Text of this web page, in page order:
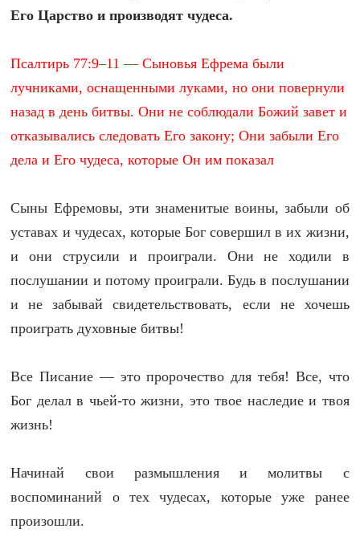
Его Царство и производят чудеса.
Псалтирь 77:9–11 — Сыновья Ефрема были
лучниками, оснащенными луками, но они повернули
назад в день битвы. Они не соблюдали Божий завет и
отказывались следовать Его закону; Они забыли Его
дела и Его чудеса, которые Он им показал
Сыны Ефремовы, эти знаменитые воины, забыли об
уставах и чудесах, которые Бог совершил в их жизни,
и они струсили и проиграли. Они не ходили в
послушании и потому проиграли. Будь в послушании
и не забывай свидетельствовать, если не хочешь
проиграть духовные битвы!
Все Писание — это пророчество для тебя! Все, что
Бог делал в чьей-то жизни, это твое наследие и твоя
жизнь!
Начинай свои размышления и молитвы с
воспоминаний о тех чудесах, которые уже ранее
произошли.